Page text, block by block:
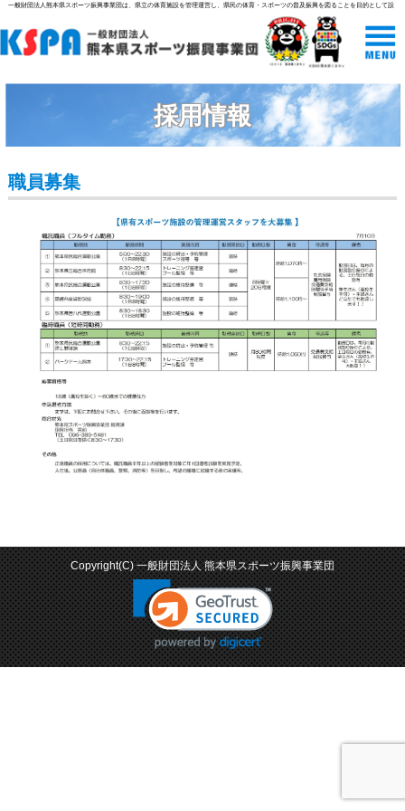
一般財団法人熊本県スポーツ振興事業団は、県立の体育施設を管理運営し、県民の体育・スポーツの普及振興を図ることを目的として設
採用情報
職員募集
Copyright(C) 一般財団法人 熊本県スポーツ振興事業団